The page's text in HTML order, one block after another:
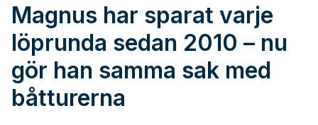
Magnus har sparat varje
löprunda sedan 2010 – nu
gör han samma sak med
båtturerna